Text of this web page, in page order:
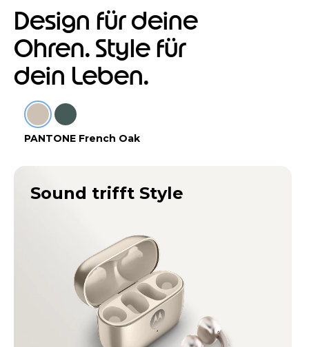
Design für deine
Ohren. Style für
dein Leben.
Sound trifft Style
PANTONE French Oak